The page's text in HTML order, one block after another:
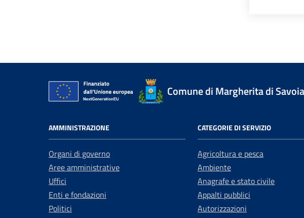
Comune di Margherita di Savoia
AMMINISTRAZIONE
Organi di governo
Aree amministrative
Uffici
Enti e fondazioni
Politici
CATEGORIE DI SERVIZIO
Agricoltura e pesca
Ambiente
Anagrafe e stato civile
Appalti pubblici
Autorizzazioni